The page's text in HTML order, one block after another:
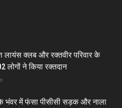
लायंस क्लब और रक्तवीर परिवार के
लोगों ने किया रक्तदान
भंवर में फंसा पीसीसी सड़क और नाला